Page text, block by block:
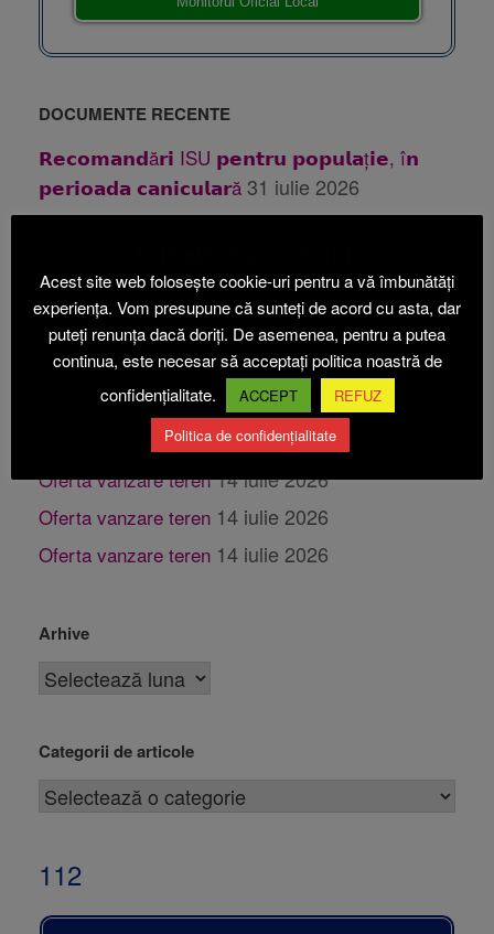
DOCUMENTE RECENTE
𝗥𝗲𝗰𝗼𝗺𝗮𝗻𝗱ă𝗿𝗶 ISU 𝗽𝗲𝗻𝘁𝗿𝘂 𝗽𝗼𝗽𝘂𝗹𝗮ț𝗶𝗲, î𝗻
𝗽𝗲𝗿𝗶𝗼𝗮𝗱𝗮 𝗰𝗮𝗻𝗶𝗰𝘂𝗹𝗮𝗿ă 31 iulie 2026
Publicatie casatorie 31 iulie 2026
Anunt PUZ Etapa 1 Beica 24 iulie 2026
Anunt PUZ Etapa 2 ABI ECOACVACULTURA 24
iulie 2026
Oferta vanzare teren 14 iulie 2026
Oferta vanzare teren 14 iulie 2026
Oferta vanzare teren 14 iulie 2026
Oferta vanzare teren 14 iulie 2026
Oferta vanzare teren 14 iulie 2026
Arhive
Categorii de articole
112
Acest site web folosește cookie-uri pentru a vă îmbunătăți
experiența. Vom presupune că sunteți de acord cu asta, dar
puteți renunța dacă doriți. De asemenea, pentru a putea
continua, este necesar să acceptați politica noastră de
confidențialitate.
ACCEPT
REFUZ
Politica de confidențialitate